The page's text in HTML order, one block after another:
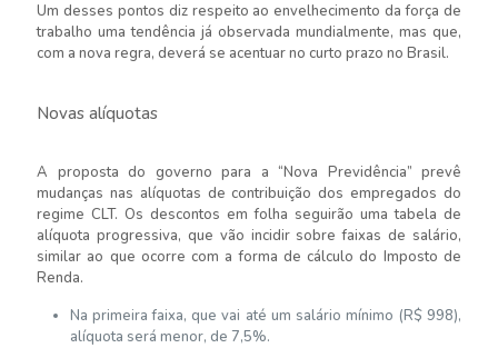
Um desses pontos diz respeito ao envelhecimento da força de
trabalho uma tendência já observada mundialmente, mas que,
com a nova regra, deverá se acentuar no curto prazo no Brasil.
Novas alíquotas
A proposta do governo para a “Nova Previdência” prevê
mudanças nas alíquotas de contribuição dos empregados do
regime CLT. Os descontos em folha seguirão uma tabela de
alíquota progressiva, que vão incidir sobre faixas de salário,
similar ao que ocorre com a forma de cálculo do Imposto de
Renda.
Na primeira faixa, que vai até um salário mínimo (R$ 998),
alíquota será menor, de 7,5%.